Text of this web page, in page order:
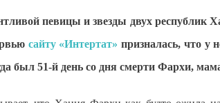
певицы и звезды двух республик
сайту «Интертат» призналась, что у
был 51-й день со дня смерти Фархи,